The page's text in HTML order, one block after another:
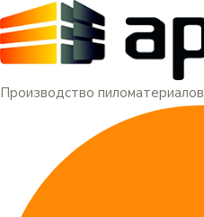
Производство пиломатериалов
Меню
Перейти
к
содержимому